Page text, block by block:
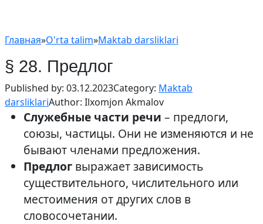
Главная»O'rta talim»Maktab darsliklari
§ 28. Предлог
Published by: 03.12.2023Category: Maktab
darsliklariAuthor: Ilxomjon Akmalov
Служебные части речи – предлоги,
союзы, частицы. Они не изменяются и не
бывают членами предложения.
Предлог выражает зависимость
существительного, числительного или
местоимения от других слов в
словосочетании.